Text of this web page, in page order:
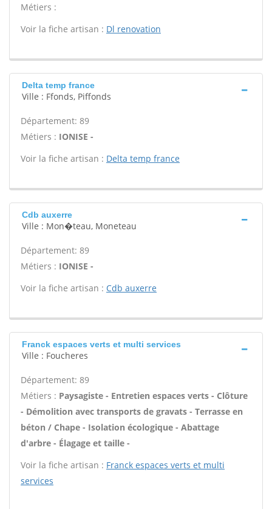
Métiers :
Voir la fiche artisan : Dl renovation
Delta temp france
Ville : Ffonds, Piffonds
Département: 89
Métiers : IONISE -
Voir la fiche artisan : Delta temp france
Cdb auxerre
Ville : Mon�teau, Moneteau
Département: 89
Métiers : IONISE -
Voir la fiche artisan : Cdb auxerre
Franck espaces verts et multi services
Ville : Foucheres
Département: 89
Métiers : Paysagiste - Entretien espaces verts - Clôture
- Démolition avec transports de gravats - Terrasse en
béton / Chape - Isolation écologique - Abattage
d'arbre - Élagage et taille -
Voir la fiche artisan : Franck espaces verts et multi
services